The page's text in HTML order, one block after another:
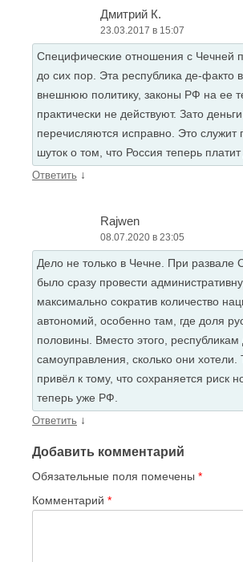
Дмитрий К.
23.03.2017 в 15:07
Специфические отношения с Чечней
до сих пор. Эта республика де-факто
внешнюю политику, законы РФ на ее
практически не действуют. Зато деньги
перечисляются исправно. Это служит
шуток о том, что Россия теперь
Ответить ↓
Rajwen
08.07.2020 в 23:05
Дело не только в Чечне. При развале
было сразу провести
максимально сократив количество
автономий, особенно там, где доля
половины. Вместо этого, республикам
самоуправления, сколько они хотели.
привёл к тому, что сохраняется риск
теперь уже РФ.
Ответить ↓
Добавить комментарий
Обязательные поля помечены *
Комментарий *